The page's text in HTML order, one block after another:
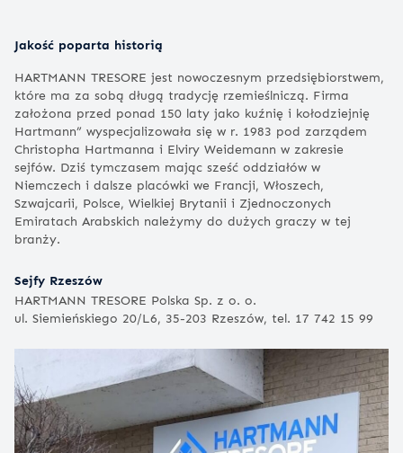
Jakość poparta historią
HARTMANN TRESORE jest nowoczesnym przedsiębiorstwem,
które ma za sobą długą tradycję rzemieślniczą. Firma
założona przed ponad 150 laty jako kuźnię i kołodziejnię
Hartmann” wyspecjalizowała się w r. 1983 pod zarządem
Christopha Hartmanna i Elviry Weidemann w zakresie
sejfów. Dziś tymczasem mając sześć oddziałów w
Niemczech i dalsze placówki we Francji, Włoszech,
Szwajcarii, Polsce, Wielkiej Brytanii i Zjednoczonych
Emiratach Arabskich należymy do dużych graczy w tej
branży.
Sejfy Rzeszów
HARTMANN TRESORE Polska Sp. z o. o.
ul. Siemieńskiego 20/L6, 35-203 Rzeszów, tel. 17 742 15 99